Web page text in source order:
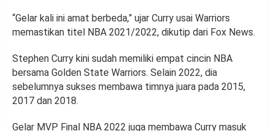
“Gelar kali ini amat berbeda,” ujar Curry usai Warriors
memastikan titel NBA 2021/2022, dikutip dari Fox News.
Stephen Curry kini sudah memiliki empat cincin NBA
bersama Golden State Warriors. Selain 2022, dia
sebelumnya sukses membawa timnya juara pada 2015,
2017 dan 2018.
Gelar MVP Final NBA 2022 juga membawa Curry masuk